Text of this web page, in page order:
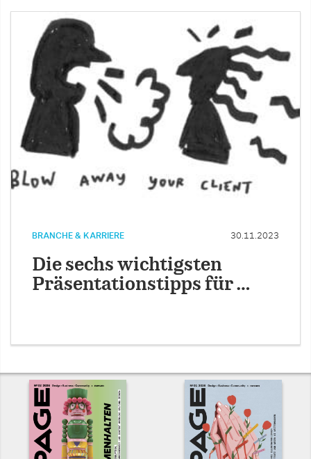
BRANCHE & KARRIERE 30.11.2023
Die sechs wichtigsten
Präsentationstipps für …